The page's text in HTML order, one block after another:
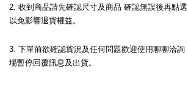
2. 收到商品請先確認尺寸及商品 確認無誤後再點
以免影響退貨權益。
3. 下單前欲確認貨況及任何問題歡迎使用聊聊洽
場暫停回覆訊息及出貨。